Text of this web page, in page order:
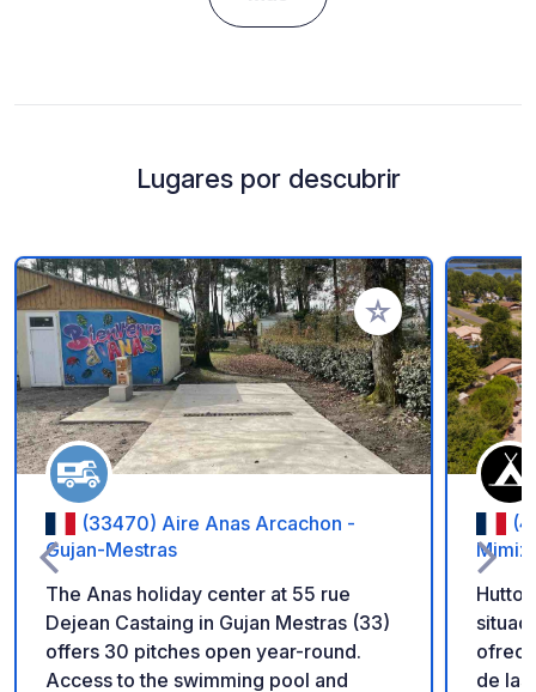
Lugares por descubrir
Añadir a tus
(33470) Aire Anas Arcachon -
Gujan-Mestras
The Anas holiday center at 55 rue
Dejean Castaing in Gujan Mestras (33)
offers 30 pitches open year-round.
Access to the swimming pool and
de las